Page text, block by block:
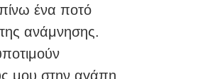
ένα ποτό
ανάμνησης.
μου στην αγάπη